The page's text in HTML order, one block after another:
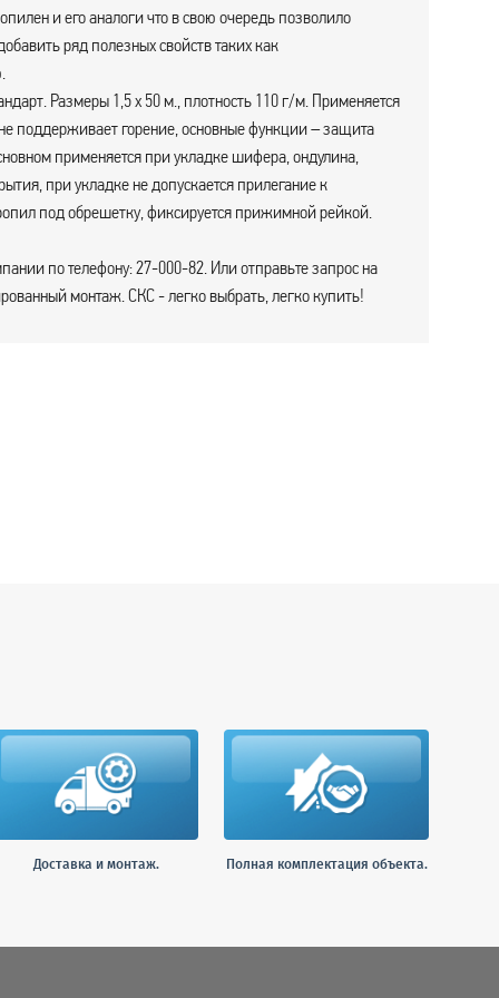
и его аналоги что в свою очередь позволило
ряд полезных свойств таких как
Размеры 1,5 х 50 м., плотность 110 г/м. Применяется
поддерживает горение, основные функции – защита
применяется при укладке шифера, ондулина,
при укладке не допускается прилегание к
под обрешетку, фиксируется прижимной рейкой.
по телефону: 27-000-82. Или отправьте запрос на
монтаж. СКС - легко выбрать, легко купить!
Доставка и монтаж. Полная комплектация объекта.